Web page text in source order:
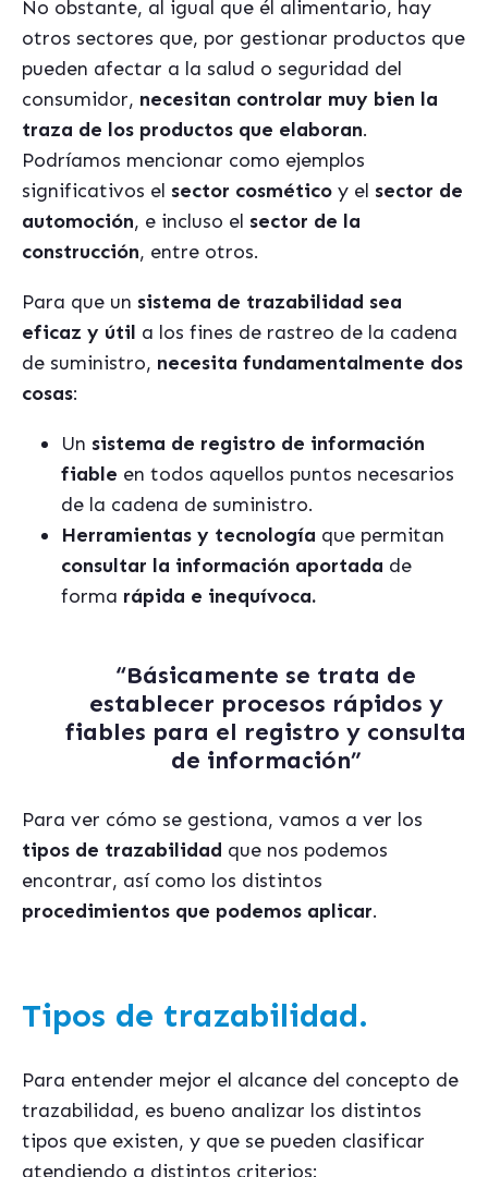
No obstante, al igual que él alimentario, hay
otros sectores que, por gestionar productos que
pueden afectar a la salud o seguridad del
consumidor, necesitan controlar muy bien la
traza de los productos que elaboran.
Podríamos mencionar como ejemplos
significativos el sector cosmético y el sector de
automoción, e incluso el sector de la
construcción, entre otros.
Para que un sistema de trazabilidad sea
eficaz y útil a los fines de rastreo de la cadena
de suministro, necesita fundamentalmente dos
cosas:
Un sistema de registro de información
fiable en todos aquellos puntos necesarios
de la cadena de suministro.
Herramientas y tecnología que permitan
consultar la información aportada de
forma rápida e inequívoca.
“Básicamente se trata de
establecer procesos rápidos y
fiables para el registro y consulta
de información”
Para ver cómo se gestiona, vamos a ver los
tipos de trazabilidad que nos podemos
encontrar, así como los distintos
procedimientos que podemos aplicar.
Tipos de trazabilidad.
Para entender mejor el alcance del concepto de
trazabilidad, es bueno analizar los distintos
tipos que existen, y que se pueden clasificar
atendiendo a distintos criterios: